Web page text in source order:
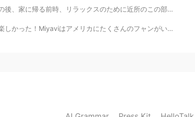
に座って、噴水とアヒルを見てます。今日はカメラと三脚を持参することにしました。 日の一番美...
います！ちょっとびっくりしました！ジェッサは背が低いから良い写真を撮ることが難しかっ...